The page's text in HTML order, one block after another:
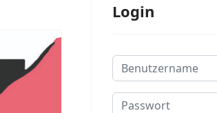
Login
Benutzername
Passwort